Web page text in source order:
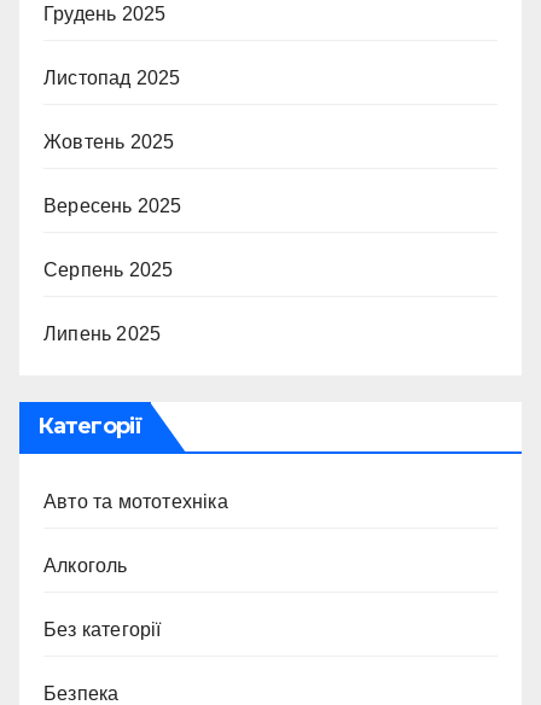
Грудень 2025
Листопад 2025
Жовтень 2025
Вересень 2025
Серпень 2025
Липень 2025
Категорії
Авто та мототехніка
Алкоголь
Без категорії
Безпека